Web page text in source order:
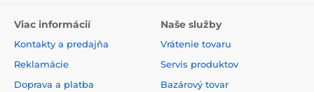
Viac informácií
Kontakty a predajňa
Reklamácie
Doprava a platba
Naše služby
Vrátenie tovaru
Servis produktov
Bazárový tovar